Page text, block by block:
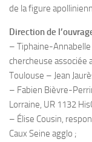
de la figure
Direction de
– Tiphaine-Annabelle
chercheuse associée
Toulouse – Jean
– Fabien Bièvre-
Lorraine, UR 1132
– Élise Cousin,
Caux Seine agglo ;